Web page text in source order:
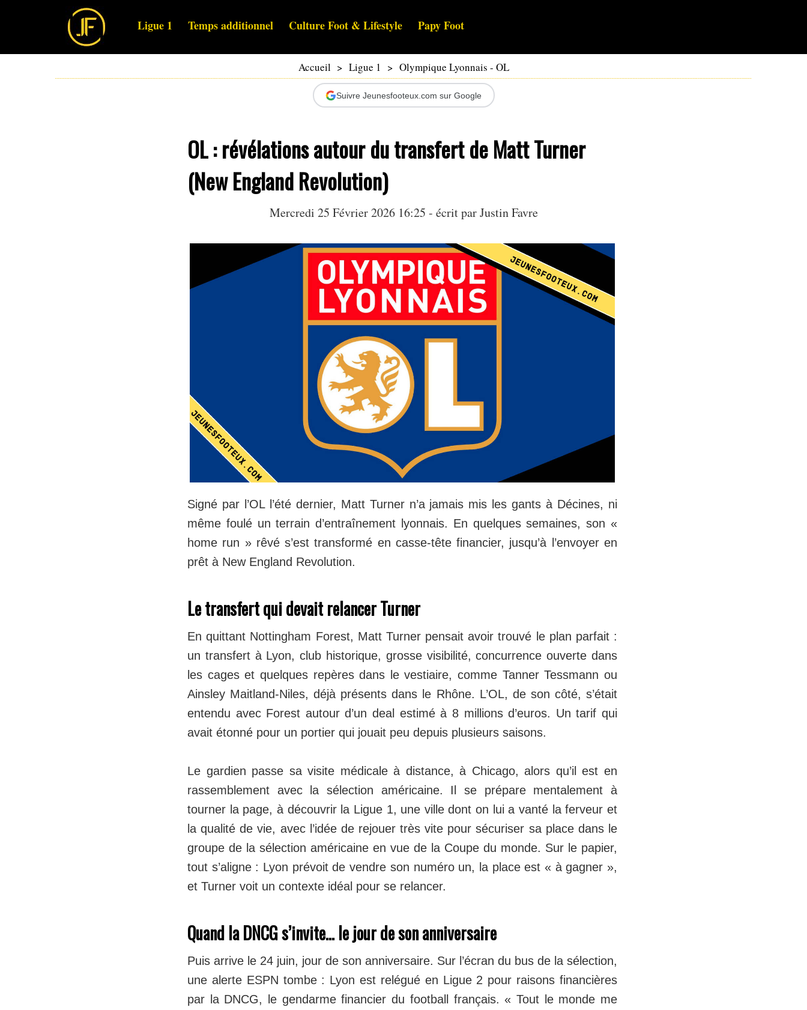
Ligue 1 Temps additionnel Culture Foot & Lifestyle Papy Foot
Accueil > Ligue 1 > Olympique Lyonnais - OL
Suivre Jeunesfooteux.com sur Google
OL : révélations autour du transfert de Matt Turner
(New England Revolution)
Mercredi 25 Février 2026 16:25 - écrit parJustin Favre
Signé par l’OL l’été dernier, Matt Turner n’a jamais mis les gants à Décines, ni
même foulé un terrain d’entraînement lyonnais. En quelques semaines, son «
home run » rêvé s’est transformé en casse-tête financier, jusqu’à l’envoyer en
prêt à New England Revolution.
Le transfert qui devait relancer Turner
En quittant Nottingham Forest, Matt Turner pensait avoir trouvé le plan parfait :
un transfert à Lyon, club historique, grosse visibilité, concurrence ouverte dans
les cages et quelques repères dans le vestiaire, comme Tanner Tessmann ou
Ainsley Maitland-Niles, déjà présents dans le Rhône. L’OL, de son côté, s’était
entendu avec Forest autour d’un deal estimé à 8 millions d’euros. Un tarif qui
avait étonné pour un portier qui jouait peu depuis plusieurs saisons.
​Le gardien passe sa visite médicale à distance, à Chicago, alors qu’il est en
rassemblement avec la sélection américaine. Il se prépare mentalement à
tourner la page, à découvrir la Ligue 1, une ville dont on lui a vanté la ferveur et
la qualité de vie, avec l’idée de rejouer très vite pour sécuriser sa place dans le
groupe de la sélection américaine en vue de la Coupe du monde. Sur le papier,
tout s’aligne : Lyon prévoit de vendre son numéro un, la place est « à gagner »,
et Turner voit un contexte idéal pour se relancer.
​Quand la DNCG s’invite… le jour de son anniversaire
Puis arrive le 24 juin, jour de son anniversaire. Sur l’écran du bus de la sélection,
une alerte ESPN tombe : Lyon est relégué en Ligue 2 pour raisons financières
par la DNCG, le gendarme financier du football français. « Tout le monde me